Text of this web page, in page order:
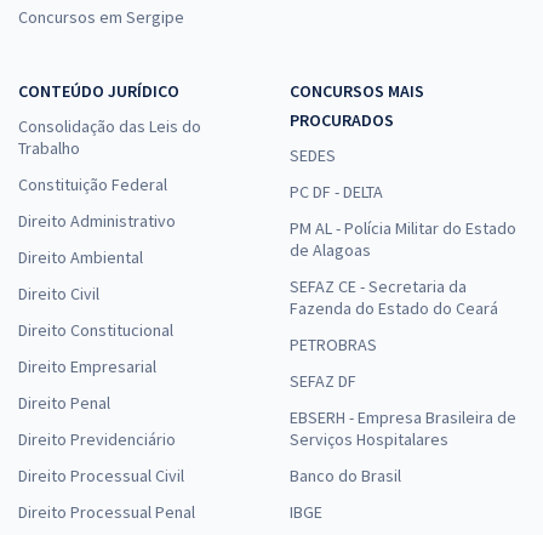
Concursos em Sergipe
CONTEÚDO JURÍDICO
Consolidação das Leis do
Trabalho
Constituição Federal
Direito Administrativo
Direito Ambiental
Direito Civil
Direito Constitucional
Direito Empresarial
Direito Penal
Direito Previdenciário
Direito Processual Civil
Direito Processual Penal
CONCURSOS MAIS
PROCURADOS
SEDES
PC DF - DELTA
PM AL - Polícia Militar do Estado
de Alagoas
SEFAZ CE - Secretaria da
Fazenda do Estado do Ceará
PETROBRAS
SEFAZ DF
EBSERH - Empresa Brasileira de
Serviços Hospitalares
Banco do Brasil
IBGE